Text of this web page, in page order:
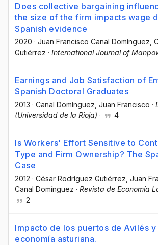
Does collective bargaining
the size of the firm impacts wage
Spanish evidence
2020 · Juan Francisco Canal Domínguez ,
Gutiérrez · International Journal of
Earnings and Job Satisfaction of
Spanish Doctoral Graduates
2013 · Canal Domínguez, Juan Francisco ·
(Universidad de la Rioja) · 4
Is Workers' Effort Sensitive to
Type and Firm Ownership? The
Case
2012 · César Rodríguez Gutiérrez , Juan
Canal Domínguez · Revista de Economía
2
Impacto de los puertos de Avilés y
economía asturiana.